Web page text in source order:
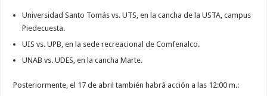
Universidad Santo Tomás vs. UTS, en la cancha de la USTA, campus
Piedecuesta.
UIS vs. UPB, en la sede recreacional de Comfenalco.
UNAB vs. UDES, en la cancha Marte.
Posteriormente, el 17 de abril también habrá acción a las 12:00 m.: